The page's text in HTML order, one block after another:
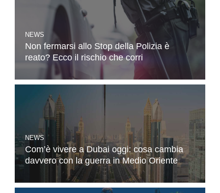
NEWS
Non fermarsi allo Stop della Polizia è
reato? Ecco il rischio che corri
NEWS
Com’è vivere a Dubai oggi: cosa cambia
davvero con la guerra in Medio Oriente